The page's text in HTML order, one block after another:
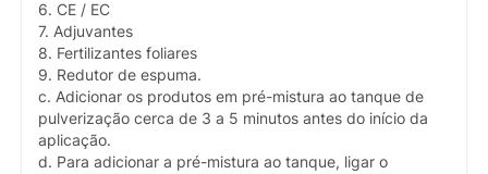
6. CE / EC
7. Adjuvantes
8. Fertilizantes foliares
9. Redutor de espuma.
c. Adicionar os produtos em pré-mistura ao tanque de
pulverização cerca de 3 a 5 minutos antes do início da
aplicação.
d. Para adicionar a pré-mistura ao tanque, ligar o